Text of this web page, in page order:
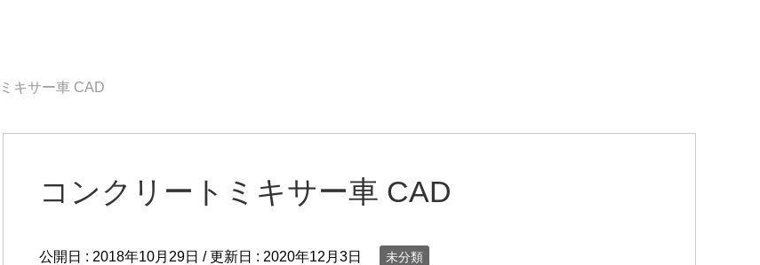
キサー車 CAD
コンクリートミキサー車 CAD
公開日 : 2018年10月29日 / 更新日 : 2020年12月3日 未分類